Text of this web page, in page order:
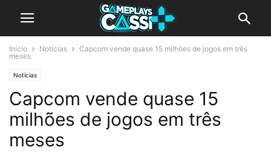
Início Notícias
Capcom vende quase 15 milhões de jogos em três
meses
Notícias
Capcom vende quase 15
milhões de jogos em três
meses